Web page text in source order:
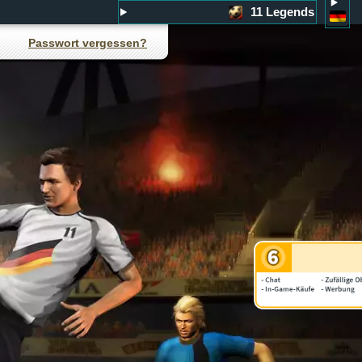
11 Legends
Passwort vergessen?